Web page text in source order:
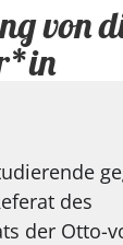
von
des
der Otto-